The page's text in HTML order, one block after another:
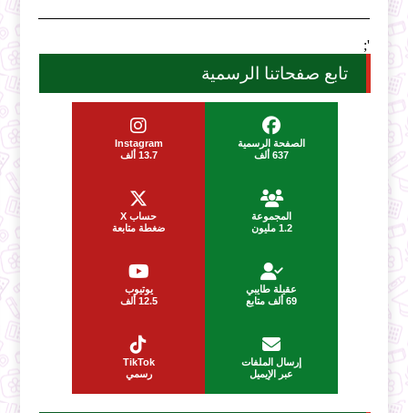
';
تابع صفحاتنا الرسمية
الصفحة الرسمية
637 ألف
Instagram
13.7 ألف
المجموعة
1.2 مليون
حساب X
ضغطة متابعة
عقيلة طايبي
69 ألف متابع
يوتيوب
12.5 ألف
إرسال الملفات
عبر الإيميل
TikTok
رسمي